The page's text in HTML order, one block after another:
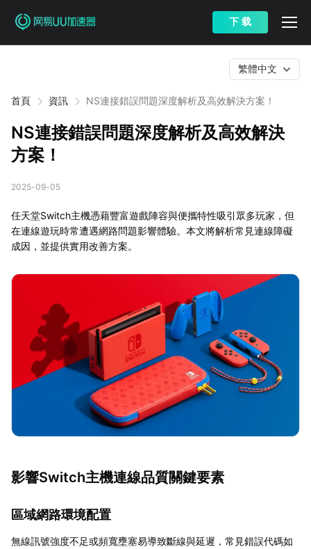
下 载
首頁 資訊 NS連接錯誤問題深度解析及高效解決方案！
繁體中文
NS連接錯誤問題深度解析及高效解決
方案！
2025-09-05
任天堂Switch主機憑藉豐富遊戲陣容與便攜特性吸引眾多玩家，但
在連線遊玩時常遭遇網路問題影響體驗。本文將解析常見連線障礙
成因，並提供實用改善方案。
影響Switch主機連線品質關鍵要素
區域網路環境配置
無線訊號強度不足或頻寬壅塞易導致斷線與延遲，常見錯誤代碼如